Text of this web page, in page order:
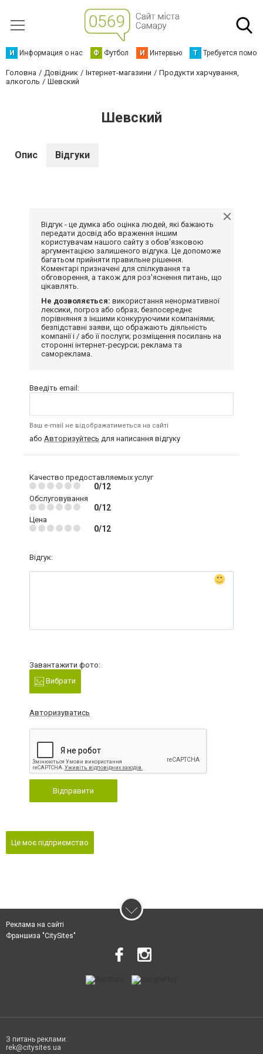
И Информация о нас Ф Футбол И Интервью Т Требуется
Головна Довідник Інтернет-магазини
Продукти харчування,
алкоголь
Шевский
Шевский
Опис Відгуки
Відгук - це думка або оцінка людей, які бажають
передати досвід або враження іншим
користувачам нашого сайту з обов'язковою
аргументацією залишеного відгука. Це допоможе
багатьом прийняти правильне рішення.
Коментарі призначені для спілкування та
обговорення, а також для роз'яснення питань, що
цікавлять.
Не дозволяється: використання ненормативної
лексики, погроз або образ; безпосереднє
порівняння з іншими конкуруючими компаніями;
безпідставні заяви, що ображають діяльність
компанії і / або її послуги; розміщення посилань на
сторонні інтернет-ресурси; реклама та
самореклама.
Введіть email:
Ваш e-mail не відображатиметься на сайті
або Авторизуйтесь для написання відгуку
Качество предоставляемых услуг
0/12
Обслуговування
0/12
Цена
0/12
Відгук:
Завантажити фото:
Вибрати
Авторизуватись
Відправити
Це моє підприємство
Реклама на сайті
Франшиза "CitySites"
З питань реклами:
rek@citysites.ua